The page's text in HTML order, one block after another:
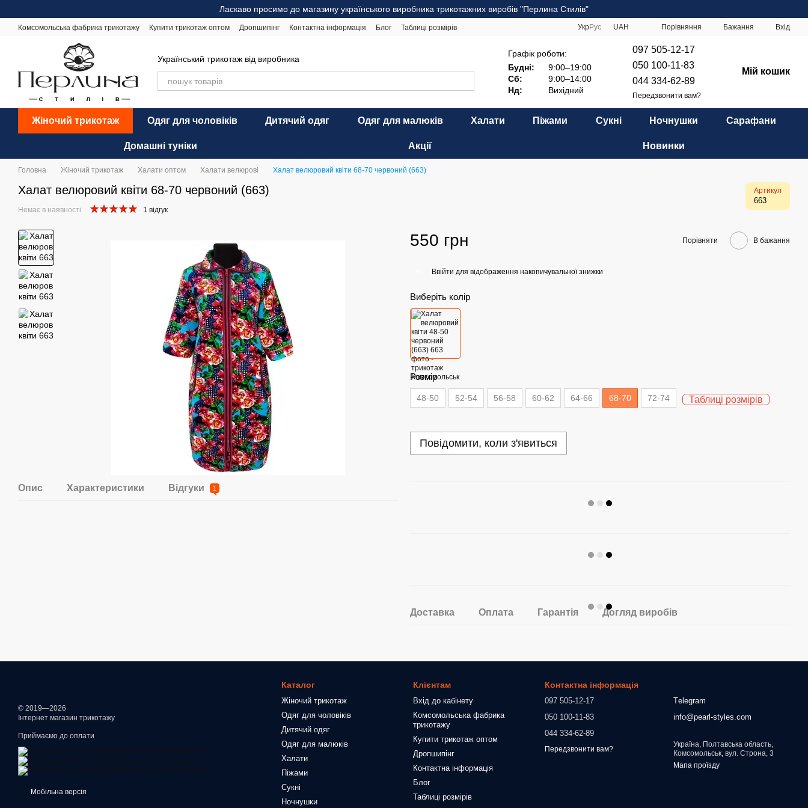
Ласкаво просимо до магазину українського виробника трикотажних виробів "Перлина Стилів"
Комсомольська фабрика трикотажу Купити трикотаж оптом Дропшипінг Контактна інформація Блог
Таблиці розмірів
УкрРус UAH Порівняння Бажання Вхід
Український трикотаж від виробника
Графік роботи:
Будні:
9:00–19:00
Сб:
9:00–14:00
Нд:
Вихідний
097 505-12-17
050 100-11-83
044 334-62-89
Передзвонити вам?
Мій кошик
Жіночий трикотаж Одяг для чоловіків Дитячий одяг Одяг для малюків Халати Піжами Сукні Ночнушки Сарафани
Домашні туніки Акції Новинки
Головна Жіночий трикотаж Халати оптом Халати велюрові Халат велюровий квіти 68-70 червоний (663)
Халат велюровий квіти 68-70 червоний (663) Артикул
663
Немає в наявності 1 відгук
Опис Характеристики Відгуки 1
550 грн Порівняти В бажання
Ввійти для відображення накопичувальної знижки
Виберіть колір
Розмір
48-50 52-54 56-58 60-62 64-66 68-70 72-74 Таблиці розмірів
Повідомити, коли з'явиться
Доставка Оплата Гарантія Догляд виробів
© 2019—2026
Інтернет магазин трикотажу
Приймаємо до оплати
Мобільна версія
Каталог
Жіночий трикотаж
Одяг для чоловіків
Дитячий одяг
Одяг для малюків
Халати
Піжами
Сукні
Ночнушки
Клієнтам
Вхід до кабінету
Комсомольська фабрика
трикотажу
Купити трикотаж оптом
Дропшипінг
Контактна інформація
Блог
Таблиці розмірів
Контактна інформація
097 505-12-17
050 100-11-83
044 334-62-89
Передзвонити вам?
Тelegram
info@pearl-styles.com
Україна, Полтавська область,
Комсомольськ, вул. Строна, 3
Мапа проїзду